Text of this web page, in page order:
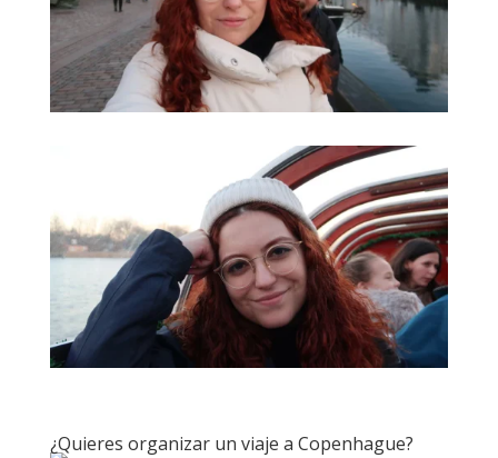
¿Quieres organizar un viaje a Copenhague?